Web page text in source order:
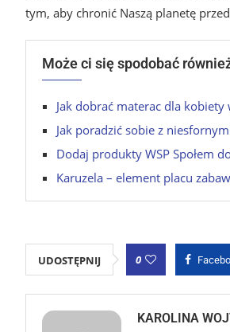
tym, aby chronić Naszą planetę
Może ci się spodobać
Jak dobrać materac dla
Jak poradzić sobie z
Dodaj produkty WSP Społem
Karuzela – element placu
UDOSTĘPNIJ 0
KAROLINA